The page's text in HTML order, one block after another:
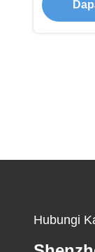
Spray
Hubungi